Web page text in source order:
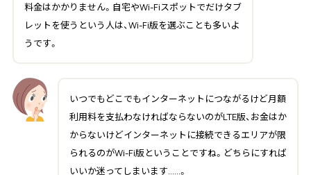
料金はかかりません。自宅やWi-Fiスポットでだけタブ
レットを使うという人は、Wi-Fi版を選ぶことも多いよ
うです。
いつでもどこでもインターネットにつながるけど月額
利用料を支払わなければならないのがLTE版、お金はか
からないけどインターネットに接続できるエリアが限
られるのがWi-Fi版ということですね。どちらにすれば
いいか迷ってしまいます……。